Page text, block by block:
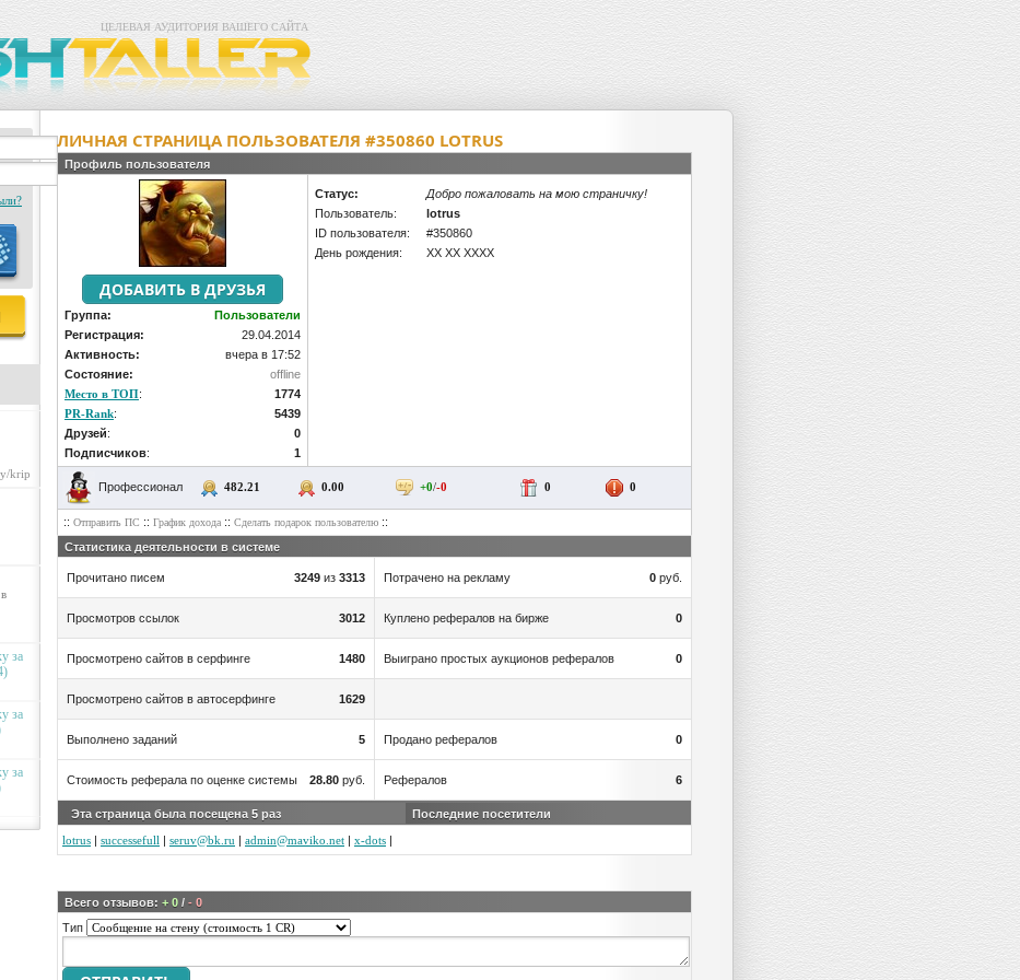
CashTaller
ЦЕЛЕВАЯ АУДИТОРИЯ ВАШЕГО САЙТА
kripto/sait1/index.html
за
за
за
ЛИЧНАЯ СТРАНИЦА ПОЛЬЗОВАТЕЛЯ #350860 LOTRUS
Профиль пользователя
Группа:
Пользователи
Регистрация:
29.04.2014
Активность:
вчера в 17:52
Состояние:
offline
Место в ТОП:
1774
PR-Rank:
5439
Друзей:
0
Подписчиков: 1
Статус:
Добро пожаловать на мою страничку!
Пользователь:
lotrus
ID пользователя:
#350860
День рождения:
XX XX XXXX
Профессионал 482.21 0.00 +0/-0 0 0
:: Отправить ПС :: График дохода :: Сделать подарок пользователю ::
Статистика деятельности в системе
Прочитано писем 3249 из 3313 Потрачено на рекламу 0 руб.
Просмотров ссылок 3012 Куплено рефералов на бирже 0
Просмотрено сайтов в серфинге 1480 Выиграно простых аукционов рефералов 0
Просмотрено сайтов в автосерфинге 1629
Выполнено заданий 5 Продано рефералов 0
Стоимость реферала по оценке системы 28.80 руб. Рефералов 6
Эта страница была посещена 5 раз
Последние посетители
lotrus | successefull | seruv@bk.ru | admin@maviko.net | x-dots |
Всего отзывов: + 0 / - 0
Тип